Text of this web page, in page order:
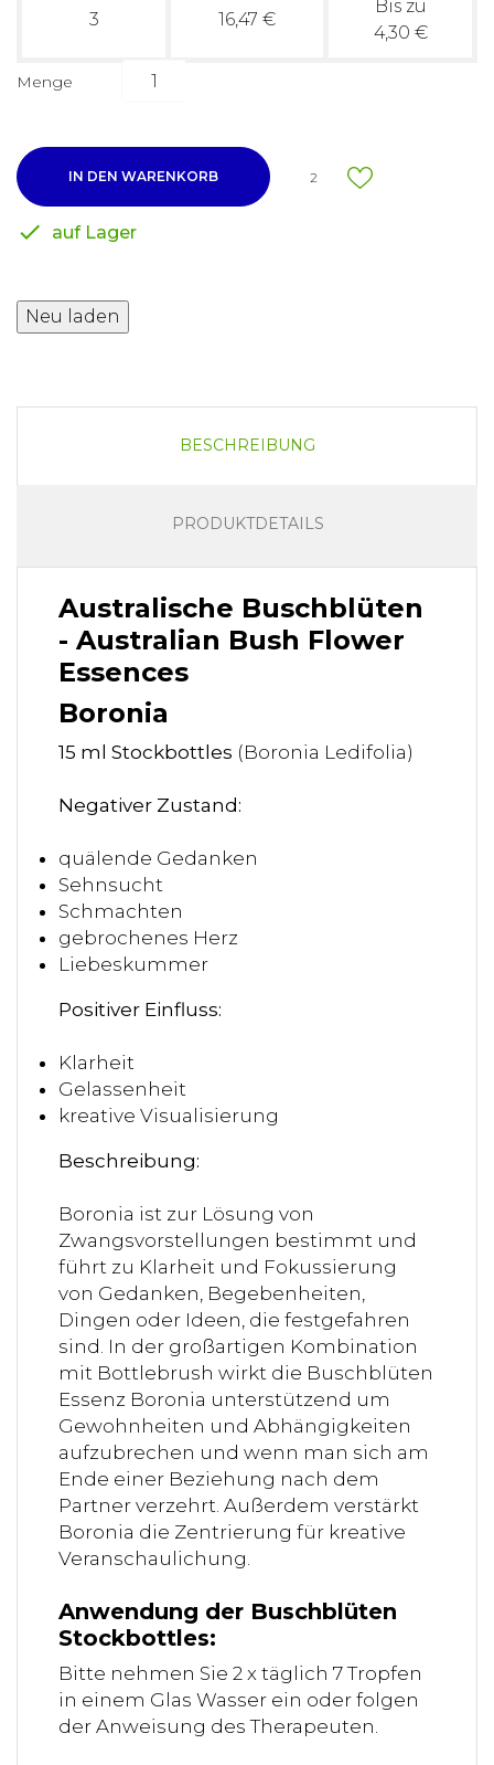
3 16,47 €
Bis zu
4,30 €
Menge
IN DEN WARENKORB 2
 auf Lager
BESCHREIBUNG
PRODUKTDETAILS
Australische Buschblüten
- Australian Bush Flower
Essences
Boronia
15 ml Stockbottles (Boronia Ledifolia)
Negativer Zustand:
quälende Gedanken
Sehnsucht
Schmachten
gebrochenes Herz
Liebeskummer
Positiver Einfluss:
Klarheit
Gelassenheit
kreative Visualisierung
Beschreibung:
Boronia ist zur Lösung von
Zwangsvorstellungen bestimmt und
führt zu Klarheit und Fokussierung
von Gedanken, Begebenheiten,
Dingen oder Ideen, die festgefahren
sind. In der großartigen Kombination
mit Bottlebrush wirkt die Buschblüten
Essenz Boronia unterstützend um
Gewohnheiten und Abhängigkeiten
aufzubrechen und wenn man sich am
Ende einer Beziehung nach dem
Partner verzehrt. Außerdem verstärkt
Boronia die Zentrierung für kreative
Veranschaulichung.
Anwendung der Buschblüten
Stockbottles:
Bitte nehmen Sie 2 x täglich 7 Tropfen
in einem Glas Wasser ein oder folgen
der Anweisung des Therapeuten.